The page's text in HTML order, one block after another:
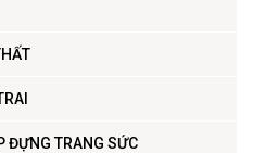
ĐỰNG TRANG SỨC